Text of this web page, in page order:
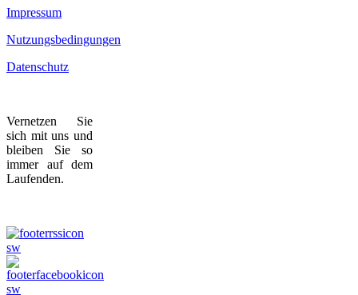
Impressum
Nutzungsbedingungen
Datenschutz
Vernetzen Sie
sich mit uns und
bleiben Sie so
immer auf dem
Laufenden.